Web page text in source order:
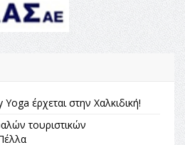
έρχεται στην Χαλκιδική!
τουριστικών